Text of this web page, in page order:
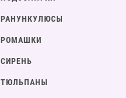
РАНУНКУЛЮСЫ
РОМАШКИ
СИРЕНЬ
ТЮЛЬПАНЫ